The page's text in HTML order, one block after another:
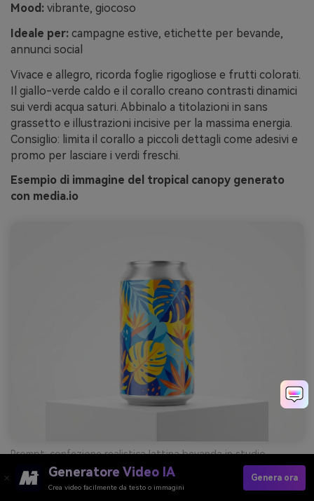
Mood: vibrante, giocoso
Ideale per: campagne estive, etichette per bevande,
annunci social
Vivace e allegro, ricorda foglie rigogliose e frutti colorati.
Il giallo-verde caldo e il corallo creano contrasti dinamici
sui verdi acqua saturi. Abbinalo a titolazioni in sans
grassetto e illustrazioni incisive per la massima energia.
Consiglio: limita il corallo a piccoli dettagli come adesivi e
promo per lasciare i verdi freschi.
Esempio di immagine del tropical canopy generato
con media.io
Prompt: confezione realistica lattina bevanda in studio,
sfondo monocolore pulito, etichetta vivace con forme
tropicali, illuminazione nitida, palette applicata alla lattina --ar
4:3
Generatore Video IA
Crea video facilmente da testo o immagini
Genera ora